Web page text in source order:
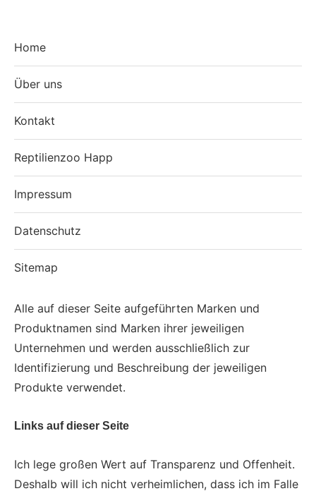
Home
Über uns
Kontakt
Reptilienzoo Happ
Impressum
Datenschutz
Sitemap
Alle auf dieser Seite aufgeführten Marken und
Produktnamen sind Marken ihrer jeweiligen
Unternehmen und werden ausschließlich zur
Identifizierung und Beschreibung der jeweiligen
Produkte verwendet.
Links auf dieser Seite
Ich lege großen Wert auf Transparenz und Offenheit.
Deshalb will ich nicht verheimlichen, dass ich im Falle